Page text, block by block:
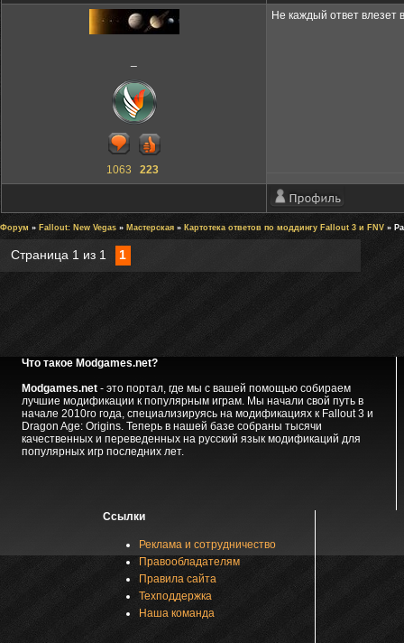
1063 223
Не каждый ответ влезет
Форум » Fallout: New Vegas » Мастерская » Картотека ответов по моддингу Fallout 3 и FNV »
Страница 1 из 1 1
Что такое Modgames.net?
Modgames.net- это портал, где мы с вашей помощью собираем
лучшие модификации к популярным играм. Мы начали свой путь в
начале 2010го года, специализируясь на модификациях к Fallout 3 и
Dragon Age: Origins. Теперь в нашей базе собраны тысячи
качественных и переведенных на русский язык модификаций для
популярных игр последних лет.
Ссылки
Реклама и сотрудничество
Правообладателям
Правила сайта
Техподдержка
Наша команда